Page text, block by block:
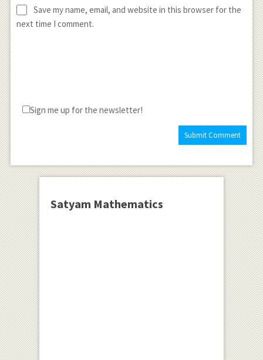
Save my name, email, and website in this browser for the
next time I comment.
Sign me up for the newsletter!
Satyam Mathematics